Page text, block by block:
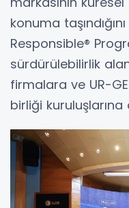
konuma
Responsible®
sürdürülebilirlik
firmalara ve UR-
birliği